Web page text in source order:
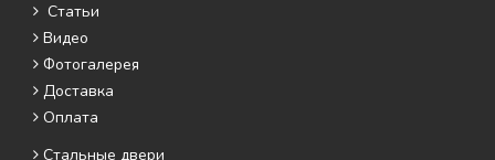
Статьи
Видео
Фотогалерея
Доставка
Оплата
Стальные двери